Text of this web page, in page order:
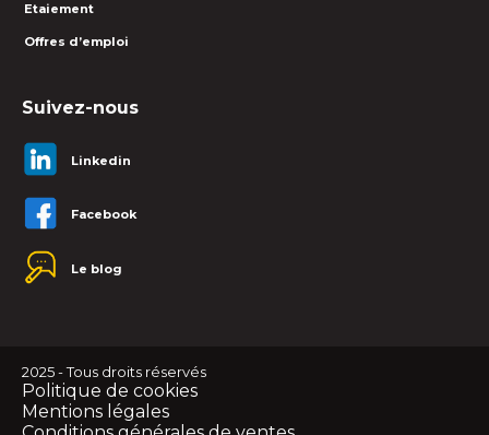
Etaiement
Offres d’emploi
Suivez-nous
Linkedin
Facebook
Le blog
2025 - Tous droits réservés
Politique de cookies
Mentions légales